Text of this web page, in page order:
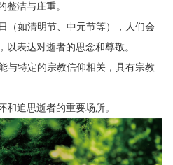
整洁与庄重。
（如清明节、中元节等），人们会
表达对逝者的思念和尊敬。
与特定的宗教信仰相关，具有宗教
追思逝者的重要场所。